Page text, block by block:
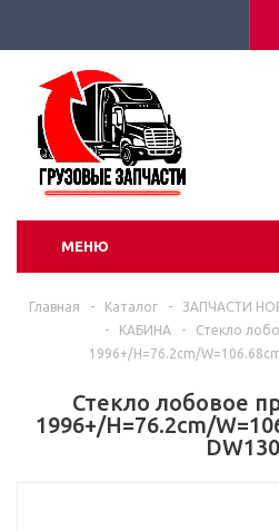
МЕНЮ
Главная - Каталог - ЗАПЧАСТИ
-
КАБИНА -
Стекло
1996+/H=76.2cm/
Стекло лобовое
1996+/H=76.2cm/